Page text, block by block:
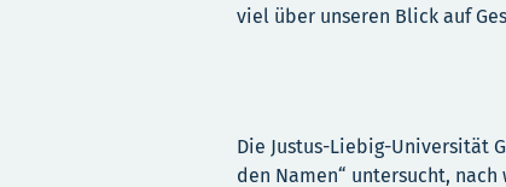
viel über unseren Blick auf

Die Justus-Liebig-Universität
den Namen“ untersucht,